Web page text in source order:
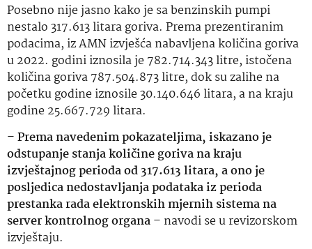
Posebno nije jasno kako je sa benzinskih pumpi
nestalo 317.613 litara goriva. Prema prezentiranim
podacima, iz AMN izvješća nabavljena količina goriva
u 2022. godini iznosila je 782.714.343 litre, istočena
količina goriva 787.504.873 litre, dok su zalihe na
početku godine iznosile 30.140.646 litara, a na kraju
godine 25.667.729 litara.
–Prema navedenim pokazateljima, iskazano je
odstupanje stanja količine goriva na kraju
izvještajnog perioda od 317.613 litara, a ono je
posljedica nedostavljanja podataka iz perioda
prestanka rada elektronskih mjernih sistema na
server kontrolnog organa– navodi se u revizorskom
izvještaju.